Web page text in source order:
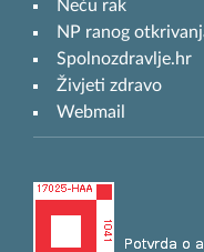
Neću rak
NP ranog
Spolnozdravlje.hr
Živjeti zdravo
Webmail